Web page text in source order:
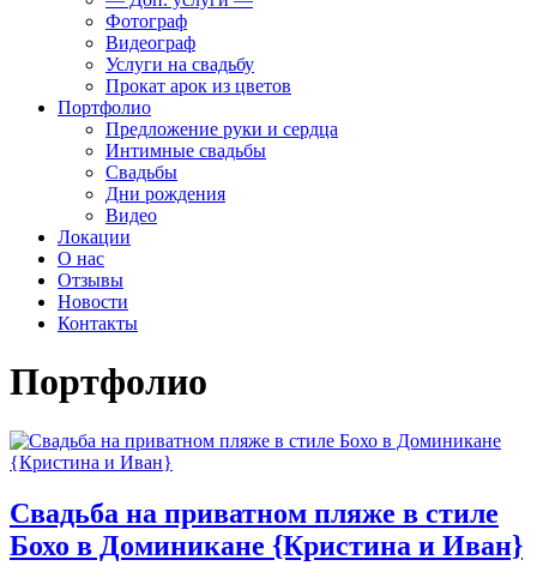
Фотограф
Видеограф
Услуги на свадьбу
Прокат арок из цветов
Портфолио
Предложение руки и сердца
Интимные свадьбы
Свадьбы
Дни рождения
Видео
Локации
О нас
Отзывы
Новости
Контакты
Портфолио
Свадьба на приватном пляже в стиле
Бохо в Доминикане {Кристина и Иван}